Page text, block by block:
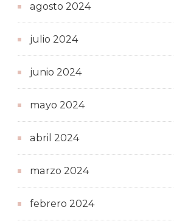
agosto 2024
julio 2024
junio 2024
mayo 2024
abril 2024
marzo 2024
febrero 2024